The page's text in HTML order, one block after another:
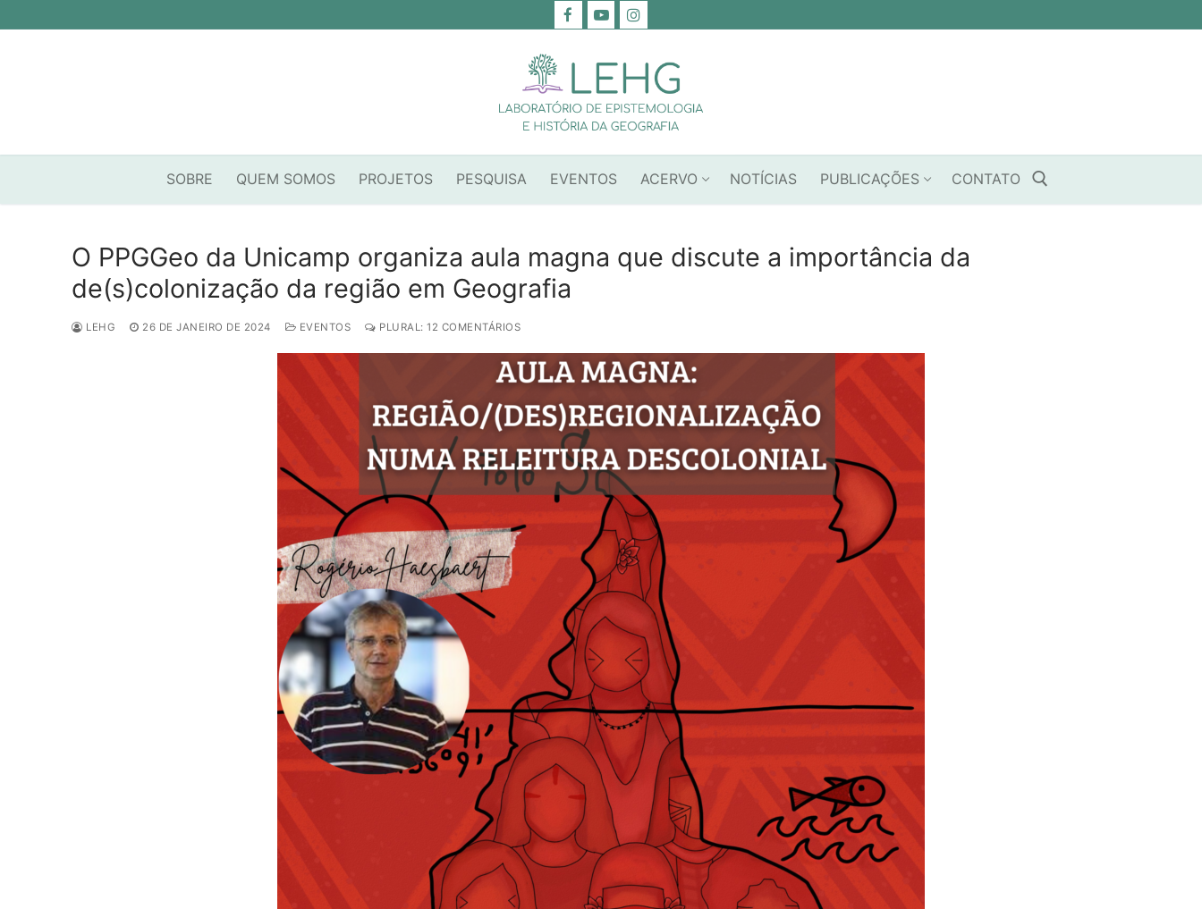
para
SOBRE QUEM SOMOS PROJETOS PESQUISA EVENTOS ACERVO NOTÍCIAS PUBLICAÇÕES CONTATO
Pesquisar por:
O PPGGeo da Unicamp organiza aula magna que discute a importância da
de(s)colonização da região em Geografia
LEHG 26 DE JANEIRO DE 2024 EVENTOS PLURAL: 12 COMENTÁRIOS